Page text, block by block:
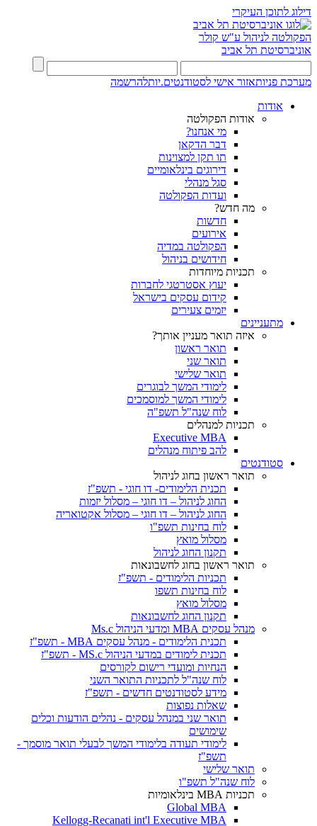
דילוג לתוכן העיקרי
הפקולטה לניהול ע"ש קולר
אוניברסיטת תל אביב
מערכת פניותאזור אישי לסטודנטים.יותלהרשמה
אודות
אודות הפקולטה
מי אנחנו?
דבר הדקאן
תו תקן למצוינות
דירוגים בינלאומיים
סגל מנהלי
ועדות הפקולטה
מה חדש?
חדשות
אירועים
הפקולטה במדיה
חידושים בניהול
תכניות מיוחדות
יעוץ אסטרטגי לחברות
קידום עסקים בישראל
יזמים צעירים
מתעניינים
איזה תואר מעניין אותך?
תואר ראשון
תואר שני
תואר שלישי
לימודי המשך לבוגרים
לימודי המשך למוסמכים
לוח שנה"ל תשפ"ה
תכניות למנהלים
Executive MBA
להב פיתוח מנהלים
סטודנטים
תואר ראשון בחוג לניהול
תכנית הלימודים- דו חוגי - תשפ"ז
החוג לניהול – דו חוגי – מסלול יזמות
החוג לניהול – דו חוגי – מסלול אקטואריה
לוח בחינות תשפ"ו
מסלול מואץ
תקנון החוג לניהול
תואר ראשון בחוג לחשבונאות
תכניות הלימודים - תשפ"ז
לוח בחינות תשפו
מסלול מואץ
תקנון החוג לחשבונאות
מנהל עסקים MBA ומדעי הניהול Ms.c
תכנית הלימודים - מנהל עסקים MBA - תשפ"ז
תכנית לימודים במדעי הניהול MS.c - תשפ"ז
הנחיות ומועדי רישום לקורסים
לוח שנה"ל לתכניות התואר השני
מידע לסטודנטים חדשים - תשפ"ז
שאלות נפוצות
תואר שני במנהל עסקים - נהלים הודעות וכלים
שימושים
לימודי תעודה בלימודי המשך לבעלי תואר מוסמך -
תשפ"ז
תואר שלישי
לוח שנה"ל תשפ"ו
תכניות MBA בינלאומיות
Global MBA
Kellogg-Recanati int'l Executive MBA